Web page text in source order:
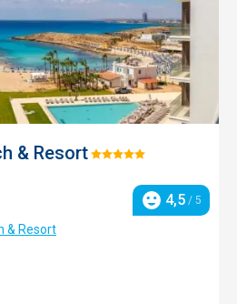
& ResortHodnotenie:
Hodnotenie
4,5 / 5
& Resort